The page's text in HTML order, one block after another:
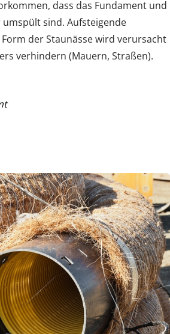
dass das Fundament und
sind. Aufsteigende
der Staunässe wird verursacht
verhindern (Mauern, Straßen).